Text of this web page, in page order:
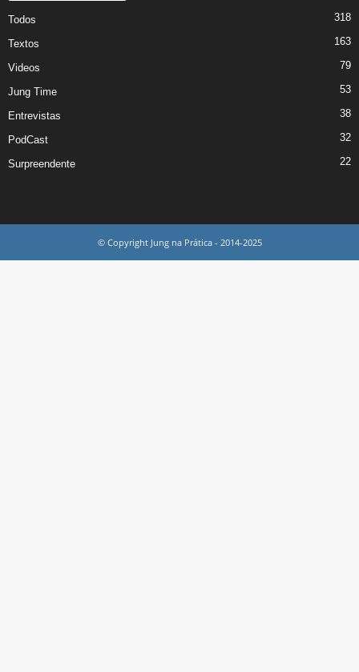
Todos 318
Textos 163
Videos 79
Jung Time 53
Entrevistas 38
PodCast 32
Surpreendente 22
© Copyright Jung na Prática - 2014-2025